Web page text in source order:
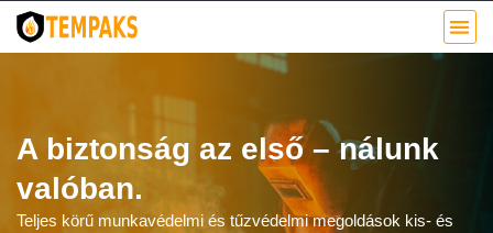
A biztonság az első – nálunk
valóban.
Teljes körű munkavédelmi és tűzvédelmi megoldások kis- és